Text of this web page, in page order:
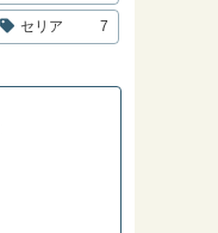
セリア 7